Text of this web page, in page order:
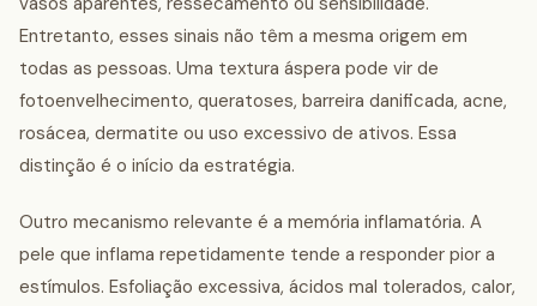
Entretanto, esses sinais não têm a mesma origem em
todas as pessoas. Uma textura áspera pode vir de
fotoenvelhecimento, queratoses, barreira danificada, acne,
rosácea, dermatite ou uso excessivo de ativos. Essa
distinção é o início da estratégia.
Outro mecanismo relevante é a memória inflamatória. A
pele que inflama repetidamente tende a responder pior a
estímulos. Esfoliação excessiva, ácidos mal tolerados, calor,